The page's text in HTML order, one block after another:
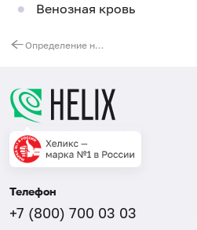
Венозная кровь
Определение неоптерина в сыворотке крови (диагностика туберкулёза и вирусных инфекций)
Телефон
+7 (800) 700 03 03